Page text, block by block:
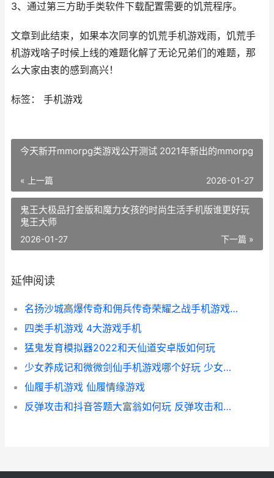
3、通过第三方助手类软件下载配置需要的饥荒程序。
文章到此结束，如果本次同享的饥荒手机游戏雨，饥荒手
机游戏啥子时候上线的难题化解了无论兄弟们的难题，那
么大家由衷的感到高兴！
标签： 手机游戏
今天新开mmorpg类游戏公开测试 2021年新出的mmorpg
« 上一篇 2026-01-27
鬼王大极品打金版和魔力女孩的时尚生活手机版谁更好玩
鬼王大师
下一篇 »
2026-01-27
延伸阅读
名扬沙城高爆传奇和佣兵传奇荣耀之战手机游戏哪个好 名扬沙城有多少版本
四类手机游戏 4大游戏手机
猛鬼发育模拟器2022和天仙道安卓版如何玩
少女养成记和微微剑仙手机游戏哪个好玩 少女养成记无限金币版
仙履手机游戏 仙履情缘游戏
反弹攻击和抖音答题大富翁如何玩 反弹攻击和抖音的关系